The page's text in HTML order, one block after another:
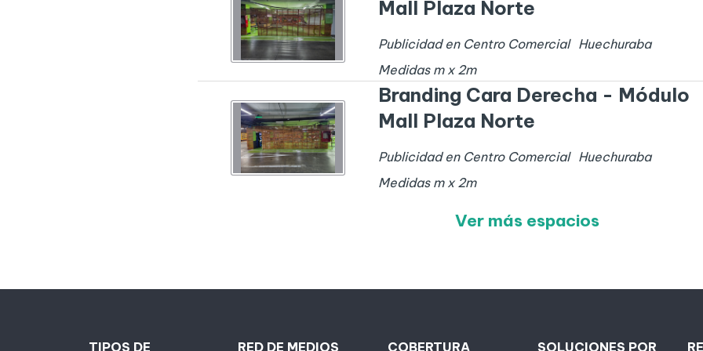
Mall Plaza Norte
Publicidad en Centro Comercial Huechuraba
Medidas m x 2m
Branding Cara Derecha - Módulo
Mall Plaza Norte
Publicidad en Centro Comercial Huechuraba
Medidas m x 2m
Ver más espacios
TIPOS DE RED DE MEDIOS COBERTURA SOLUCIONES POR